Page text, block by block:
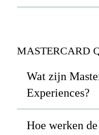
MASTERCARD
Wat zijn
Experiences?
Hoe werken